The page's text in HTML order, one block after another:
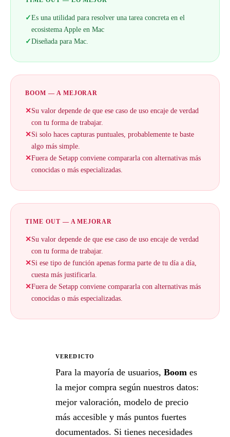
✓Es una utilidad para resolver una tarea concreta en el
ecosistema Apple en Mac
✓Diseñada para Mac.
BOOM — A MEJORAR
✕Su valor depende de que ese caso de uso encaje de verdad
con tu forma de trabajar.
✕Si solo haces capturas puntuales, probablemente te baste
algo más simple.
✕Fuera de Setapp conviene compararla con alternativas más
conocidas o más especializadas.
TIME OUT — A MEJORAR
✕Su valor depende de que ese caso de uso encaje de verdad
con tu forma de trabajar.
✕Si ese tipo de función apenas forma parte de tu día a día,
cuesta más justificarla.
✕Fuera de Setapp conviene compararla con alternativas más
conocidas o más especializadas.
VEREDICTO
Para la mayoría de usuarios, Boom es
la mejor compra según nuestros datos:
mejor valoración, modelo de precio
más accesible y más puntos fuertes
documentados. Si tienes necesidades